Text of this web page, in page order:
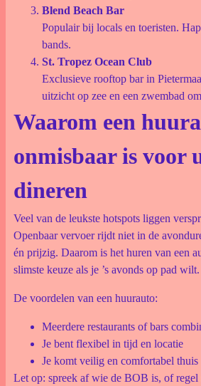
Blend Beach Bar
Populair bij locals en toeristen.
bands.
St. Tropez Ocean Club
Exclusieve rooftop bar in
uitzicht op zee en een zwembad
Waarom een
onmisbaar is voor
dineren
Veel van de leukste hotspots liggen
Openbaar vervoer rijdt niet in de
én prijzig. Daarom is het huren van een
slimste keuze als je ’s avonds op pad wilt.
De voordelen van een huurauto:
Meerdere restaurants of bars
Je bent flexibel in tijd en locatie
Je komt veilig en comfortabel thuis
Let op: spreek af wie de BOB is, of regel